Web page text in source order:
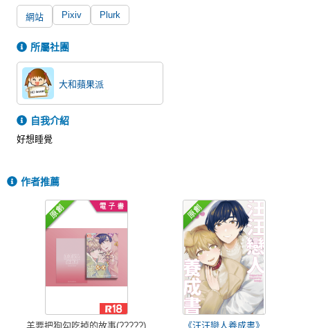
交流中心
攤位轉讓區
會員功能選單
會員中心
註冊會員
網站 Pixiv Plurk
所屬社團
大和蘋果派
自我介紹
好想睡覺
作者推薦
羊要把狗勾吃掉的故事(?????)
《汪汪戀人養成書》